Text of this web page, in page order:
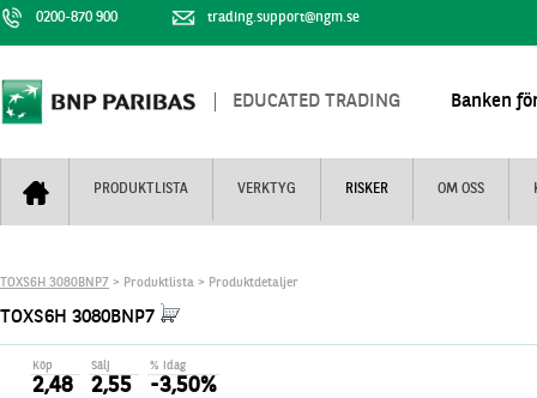
0200-870 900 trading.support@ngm.se
EDUCATED TRADING Banken
PRODUKTLISTA VERKTYG RISKER OM OSS
Mini Futures
Unlimited Turbos
Nyhestbrev+
Realtidskurser
Finansiell information
TOXS6H 3080BNP7 > Produktlista > Produktdetaljer
TOXS6H 3080BNP7
Köp
2,48
Sälj
2,55
% idag
-3,50%